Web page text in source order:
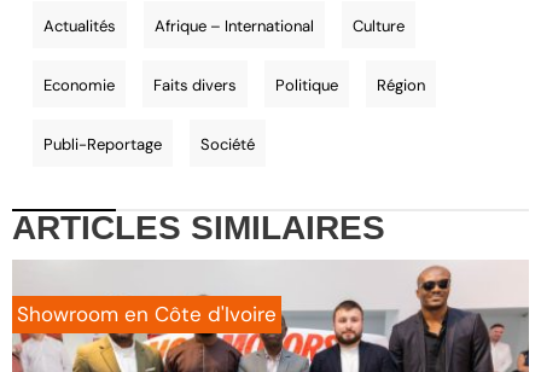
Actualités Afrique – International Culture
Economie Faits divers Politique Région
Publi-Reportage Société
ARTICLES SIMILAIRES
Showroom en Côte d'Ivoire